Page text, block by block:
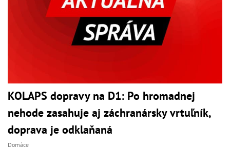
KOLAPS dopravy na D1: Po hromadnej
nehode zasahuje aj záchranársky vrtuľník,
doprava je odklaňaná
Domáce